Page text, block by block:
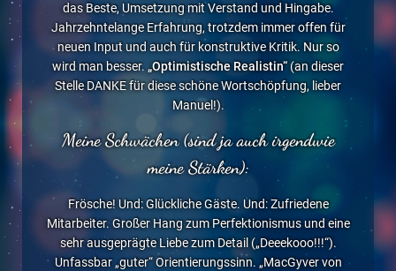
das Beste, Umsetzung mit Verstand und Hingabe.
Jahrzehntelange Erfahrung, trotzdem immer offen für
neuen Input und auch für konstruktive Kritik. Nur so
wird man besser. „Optimistische Realistin“(an dieser
Stelle DANKE für diese schöne Wortschöpfung, lieber
Manuel!).
Meine Schwächen (sind ja auch irgendwie
meine Stärken):
Frösche! Und: Glückliche Gäste. Und: Zufriedene
Mitarbeiter. Großer Hang zum Perfektionismus und eine
sehr ausgeprägte Liebe zum Detail („Deeekooo!!!“).
Unfassbar „guter“ Orientierungssinn. „MacGyver von